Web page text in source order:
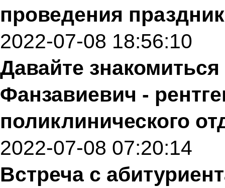
проведения
2022-07-08 18:56:10
Давайте
Фанзавиевич -
поликлинического
2022-07-08 07:20:14
Встреча с